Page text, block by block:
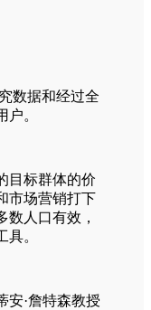
数据和经过全
。
目标群体的价
市场营销打下
数人口有效，
。
安·詹特森教授